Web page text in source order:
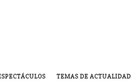
TEMAS DE ACTUALIDAD